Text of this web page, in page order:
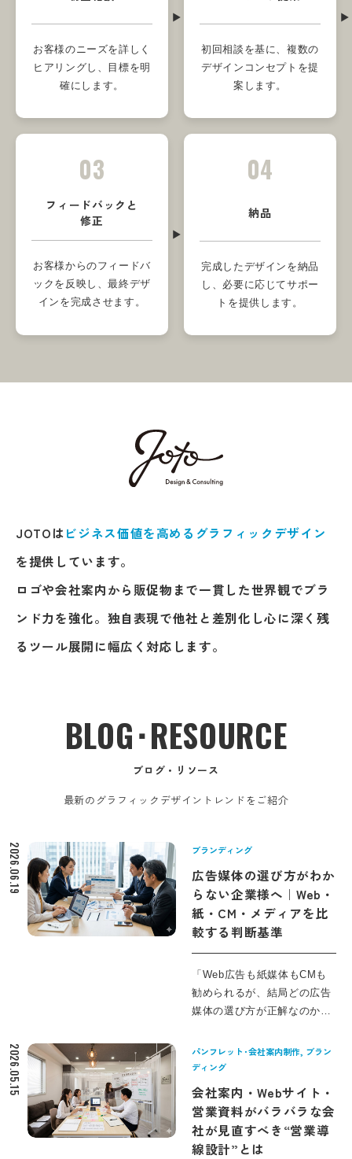
お客様のニーズを詳しく
ヒアリングし、目標を明
確にします。
初回相談を基に、複数の
デザインコンセプトを提
案します。
03
フィードバックと
修正
お客様からのフィードバ
ックを反映し、最終デザ
インを完成させます。
04
納品
完成したデザインを納品
し、必要に応じてサポー
トを提供します。
JOTOはビジネス価値を高めるグラフィックデザイン
を提供しています。
ロゴや会社案内から販促物まで一貫した世界観でブラ
ンド力を強化。独自表現で他社と差別化し心に深く残
るツール展開に幅広く対応します。
BLOG･RESOURCE
ブログ・リソース
最新のグラフィックデザイントレンドをご紹介
2026.06.19 ブランディング
広告媒体の選び方がわか
らない企業様へ｜Web・
紙・CM・メディアを比
較する判断基準
「Web広告も紙媒体もCMも
勧められるが、結局どの広告
媒体の選び方が正解なのか分
の経営者・ご担当者のため
に、広告媒体の種類ごとの役
客・販促媒体の比較軸を具体
的にまとめました。 Web広告
と紙媒体の比較、テレビ
CM・交通広告などの使いど
2026.05.15
パンフレット･会社案内制作, ブラン
ディング
会社案内・Webサイト・
営業資料がバラバラな会
社が見直すべき“営業導
線設計”とは